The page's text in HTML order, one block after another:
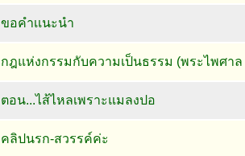
ขอคำเเนะนำ
กฎแห่งกรรมกับความเป็นธรรม (พระไพศาล
ตอน...ไส้ไหลเพราะแมลงปอ
คลิปนรก-สวรรค์ค่ะ